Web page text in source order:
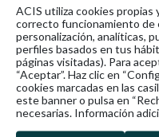
laPolítica de Privacidadde
mis datos para la gestión de
Deseo recibir
sobre ACIS.
ACIS utiliza cookies propias
correcto funcionamiento de
personalización, analíticas,
perfiles basados en tus
páginas visitadas). Para
“Aceptar”. Haz clic en
cookies marcadas en las
este banner o pulsa en
necesarias. Información